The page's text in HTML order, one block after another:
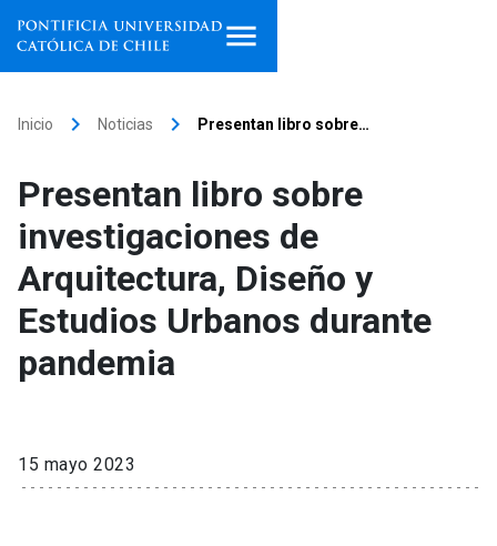
Facultades, escuelas e
institutos
Investigación
Internacionalización
Vinculación
Inicio keyboard_arrow_right Noticias keyboard_arrow_right Presentan libro sobre…
Presentan libro sobre
investigaciones de
Arquitectura, Diseño y
Estudios Urbanos durante
pandemia
15 mayo 2023